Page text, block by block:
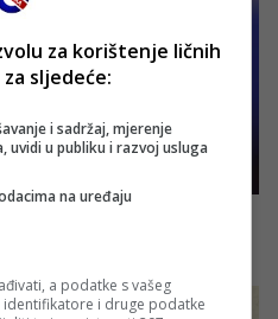
za korištenje ličnih
sljedeće:
i sadržaj, mjerenje
uvidi u publiku i razvoj usluga
na uređaju
a podatke s vašeg
identifikatore i druge podatke